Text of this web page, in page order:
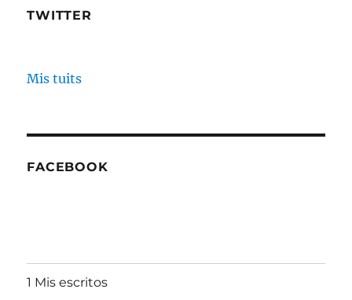
TWITTER
Mis tuits
FACEBOOK
1 Mis escritos